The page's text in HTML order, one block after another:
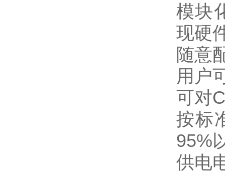
模块
现硬
随意
用户
可对
按标
95%
供电